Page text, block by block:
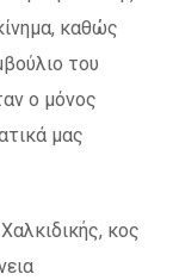
καθώς
του
ο μόνος
μας
κος